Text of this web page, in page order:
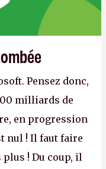
Pensez donc,
milliards de
en progression
nul ! Il faut faire
! Du coup, il